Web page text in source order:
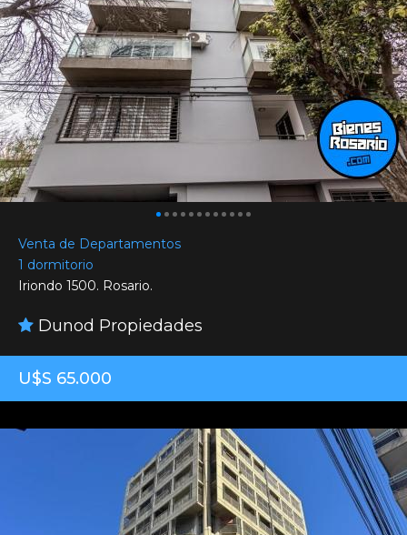
Venta de Departamentos
1 dormitorio
Iriondo 1500. Rosario.
Dunod Propiedades
U$S 65.000